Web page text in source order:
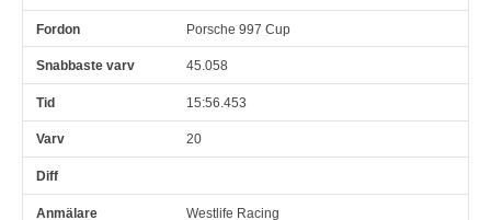
Porsche 997 Cup
45.058
15:56.453
20
Westlife Racing